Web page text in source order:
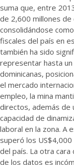
suma que, entre
de 2,600 millones
consolidándose
fiscales del país en
también ha sido
representar hasta
dominicanas,
el mercado
empleo, la mina
directos, además de
capacidad de
laboral en la zona. A
superó los
del país. La otra
de los datos es